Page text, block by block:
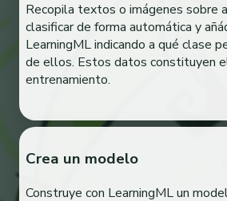
Recopila textos o imágenes sobre
clasificar de forma automática y
LearningML indicando a qué clase
de ellos. Estos datos constituyen
entrenamiento.
Crea un modelo
Construye con LearningML un